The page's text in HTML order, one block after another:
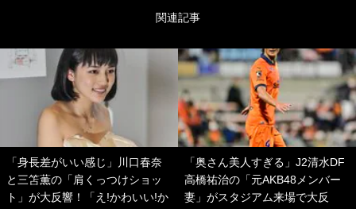
関連記事
「身長差がいい感じ」川口春奈
と三笘薫の「肩くっつけショッ
ト」が大反響！「え!かわいい!か
「奥さん美人すぎる」J2清水DF
高橋祐治の「元AKB48メンバー
妻」がスタジアム来場で大反